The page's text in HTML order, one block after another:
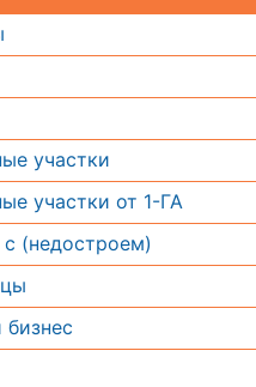
участки
участки от 1-ГА
с (недостроем)
бизнес